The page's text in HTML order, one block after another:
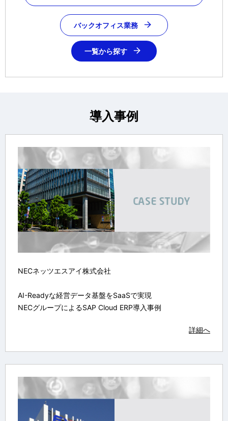
バックオフィス業務
一覧から探す
導入事例
NECネッツエスアイ株式会社
AI-Readyな経営データ基盤をSaaSで実現
NECグループによるSAP Cloud ERP導入事例
詳細へ